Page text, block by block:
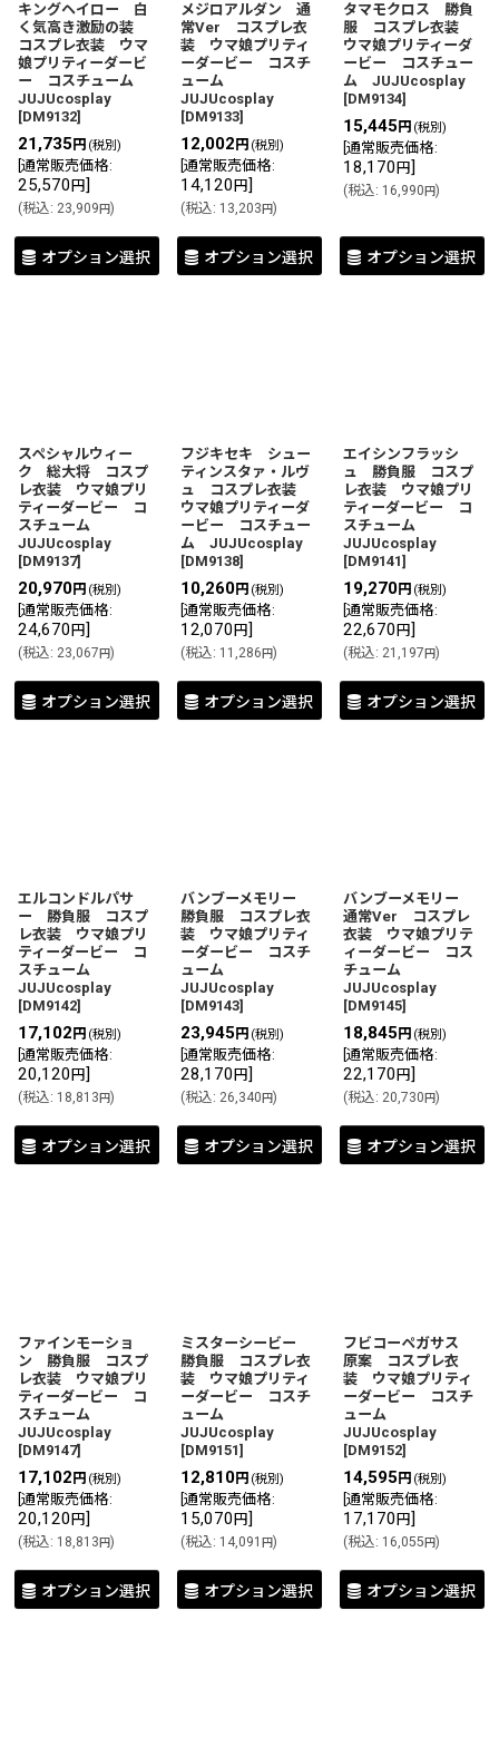
キングヘイロー 白
く気高き激励の装
コスプレ衣装 ウマ
娘プリティーダービ
ー コスチューム
JUJUcosplay
[DM9132]
21,735 円 (税別)
通常販売価格:
25,570 円]
(税込: 23,909円)
オプション選択
メジロアルダン 通
常Ver コスプレ衣
装 ウマ娘プリティ
ーダービー コスチ
ューム
JUJUcosplay
[DM9133]
12,002 円 (税別)
通常販売価格:
14,120 円]
(税込: 13,203円)
オプション選択
タマモクロス 勝負
服 コスプレ衣装
ウマ娘プリティーダ
ービー コスチュー
ム JUJUcosplay
[DM9134]
15,445 円 (税別)
通常販売価格:
18,170 円]
(税込: 16,990円)
オプション選択
スペシャルウィー
ク 総大将 コスプ
レ衣装 ウマ娘プリ
ティーダービー コ
スチューム
JUJUcosplay
[DM9137]
20,970円 (税別)
通常販売価格:
24,670 円]
(税込: 23,067円)
オプション選択
フジキセキ シュー
ティンスタァ・ルヴ
ュ コスプレ衣装
ウマ娘プリティーダ
ービー コスチュー
ム JUJUcosplay
[DM9138]
10,260円 (税別)
通常販売価格:
12,070 円]
(税込: 11,286円)
オプション選択
エイシンフラッシ
ュ 勝負服 コスプ
レ衣装 ウマ娘プリ
ティーダービー コ
スチューム
JUJUcosplay
[DM9141]
19,270円 (税別)
通常販売価格:
22,670 円]
(税込: 21,197円)
オプション選択
エルコンドルパサ
ー 勝負服 コスプ
レ衣装 ウマ娘プリ
ティーダービー コ
スチューム
JUJUcosplay
[DM9142]
17,102 円 (税別)
通常販売価格:
20,120 円]
(税込: 18,813円)
オプション選択
バンブーメモリー
勝負服 コスプレ衣
装 ウマ娘プリティ
ーダービー コスチ
ューム
JUJUcosplay
[DM9143]
23,945 円 (税別)
通常販売価格:
28,170 円]
(税込: 26,340円)
オプション選択
バンブーメモリー
通常Ver コスプレ
衣装 ウマ娘プリテ
ィーダービー コス
チューム
JUJUcosplay
[DM9145]
18,845 円 (税別)
通常販売価格:
22,170 円]
(税込: 20,730円)
オプション選択
ファインモーショ
ン 勝負服 コスプ
レ衣装 ウマ娘プリ
ティーダービー コ
スチューム
JUJUcosplay
[DM9147]
17,102 円 (税別)
通常販売価格:
20,120 円]
(税込: 18,813円)
オプション選択
ミスターシービー
勝負服 コスプレ衣
装 ウマ娘プリティ
ーダービー コスチ
ューム
JUJUcosplay
[DM9151]
12,810円 (税別)
通常販売価格:
15,070 円]
(税込: 14,091 円)
オプション選択
フビコーペガサス
原案 コスプレ衣
装 ウマ娘プリティ
ーダービー コスチ
ューム
JUJUcosplay
[DM9152]
14,595 円 (税別)
通常販売価格:
17,170 円]
(税込: 16,055円)
オプション選択